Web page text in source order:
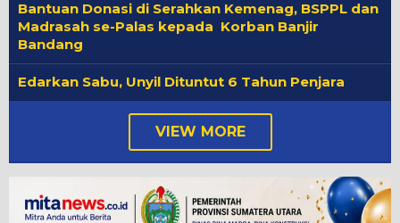
Bantuan Donasi di Serahkan Kemenag, BSPPL dan
Madrasah se-Palas kepada Korban Banjir
Bandang
Edarkan Sabu, Unyil Dituntut 6 Tahun Penjara
VIEW MORE